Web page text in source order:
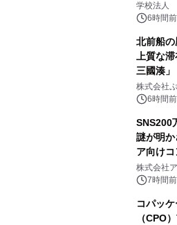
学校法人
6時間前
北前船
上質な
三國湊
株式会社
6時間前
SNS200
謎が明
ア向け
誕生
株式会社
7時間前
コパッ
（CPO